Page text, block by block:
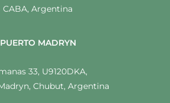
CABA, Argentina
PUERTO MADRYN
33, U9120DKA,
Chubut, Argentina